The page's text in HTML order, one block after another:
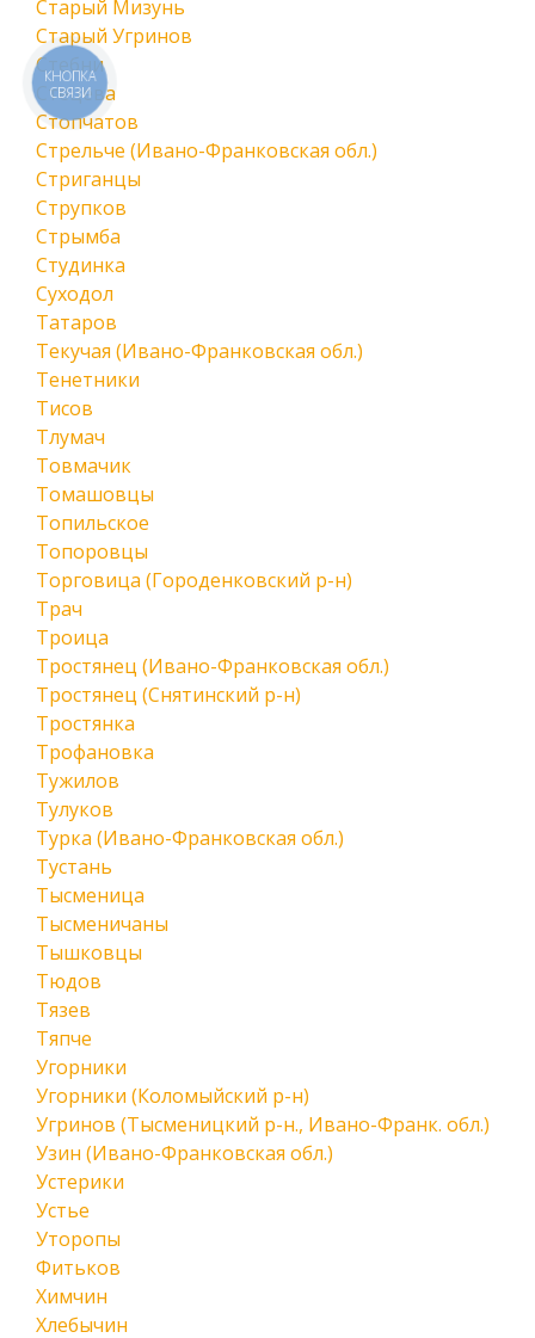
Старый Мизунь
Старый Угринов
Стебни
Стецева
Стопчатов
Стрельче (Ивано-Франковская обл.)
Стриганцы
Струпков
Стрымба
Студинка
Суходол
Татаров
Текучая (Ивано-Франковская обл.)
Тенетники
Тисов
Тлумач
Товмачик
Томашовцы
Топильское
Топоровцы
Торговица (Городенковский р-н)
Трач
Троица
Тростянец (Ивано-Франковская обл.)
Тростянец (Снятинский р-н)
Тростянка
Трофановка
Тужилов
Тулуков
Турка (Ивано-Франковская обл.)
Тустань
Тысменица
Тысменичаны
Тышковцы
Тюдов
Тязев
Тяпче
Угорники
Угорники (Коломыйский р-н)
Угринов (Тысменицкий р-н., Ивано-Франк. обл.)
Узин (Ивано-Франковская обл.)
Устерики
Устье
Уторопы
Фитьков
Химчин
Хлебычин
КНОПКА
СВЯЗИ